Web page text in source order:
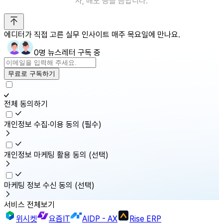
에디터가 직접 고른 실무 인사이트 매주 목요일에 만나요.
0명 뉴스레터 구독 중
무료로 구독하기
전체 동의하기
개인정보 수집·이용 동의 (필수)
개인정보 마케팅 활용 동의 (선택)
마케팅 정보 수신 동의 (선택)
서비스 전체보기
위시켓
요즘IT AIDP - AX Rise ERP